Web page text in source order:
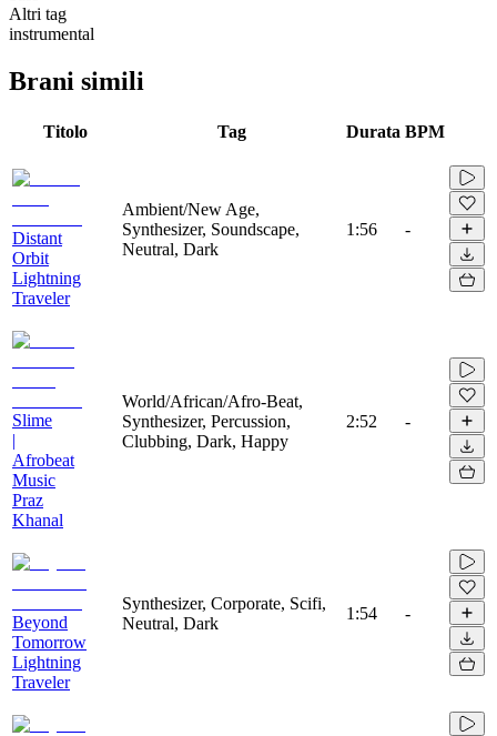
Altri tag
instrumental
Brani simili
Titolo Tag Durata BPM
Distant
Orbit
Lightning
Traveler
Ambient/New Age,
Synthesizer, Soundscape,
Neutral, Dark
1:56 -
Slime
|
Afrobeat
Music
Praz
Khanal
World/African/Afro-Beat,
Synthesizer, Percussion,
Clubbing, Dark, Happy
2:52 -
Beyond
Tomorrow
Lightning
Traveler
Synthesizer, Corporate, Scifi,
Neutral, Dark
1:54 -